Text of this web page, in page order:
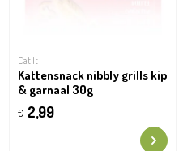
Cat It
Kattensnack nibbly grills kip
& garnaal 30g
€ 2,99